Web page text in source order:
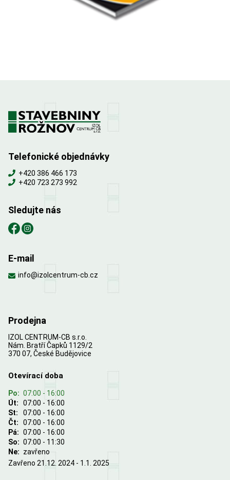
Telefonické objednávky
+420 386 466 173
+420 723 273 992
Sledujte nás
E-mail
info@izolcentrum-cb.cz
Prodejna
IZOL CENTRUM-CB s.r.o.
Nám. Bratří Čapků 1129/2
370 07, České Budějovice
Otevírací doba
Po: 07:00 - 16:00
Út:
07:00 - 16:00
St:
07:00 - 16:00
Čt:
07:00 - 16:00
Pá: 07:00 - 16:00
So: 07:00 - 11:30
Ne: zavřeno
Zavřeno 21.12. 2024 - 1.1. 2025